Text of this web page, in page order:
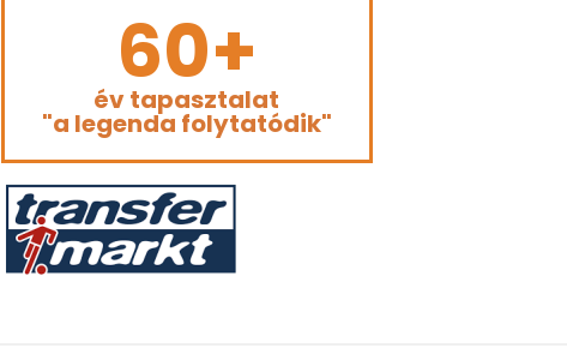
60+
év tapasztalat
"a legenda folytatódik"